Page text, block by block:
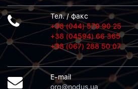
Тел. / факс
+38 (044) 579 90 25
+38 (04594) 66 365
+38 (067) 288 50 07
E-mail
org@nodus.ua